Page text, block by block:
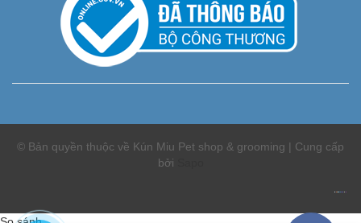
© Bản quyền thuộc về Kún Miu Pet shop & grooming | Cung cấp
bởi